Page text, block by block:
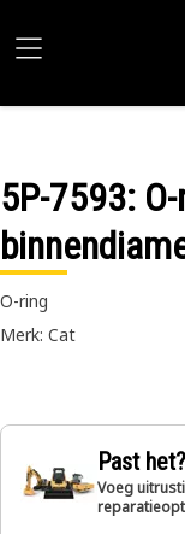
5P-7593:
O-ring
Merk: Cat
Past het?
Voeg